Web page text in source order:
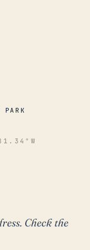
PARK
Check the